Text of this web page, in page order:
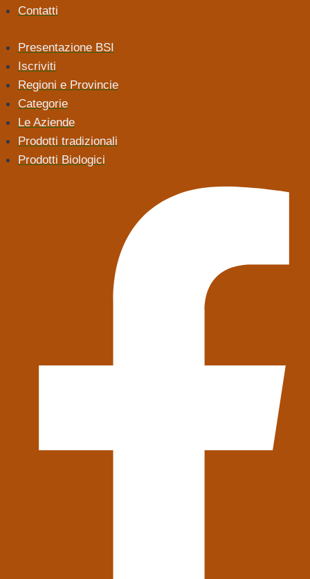
Contatti
Presentazione BSI
Iscriviti
Regioni e Provincie
Categorie
Le Aziende
Prodotti tradizionali
Prodotti Biologici